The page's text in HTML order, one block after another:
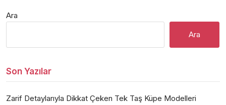
Ara
Ara
Son Yazılar
Zarif Detaylarıyla Dikkat Çeken Tek Taş Küpe Modelleri